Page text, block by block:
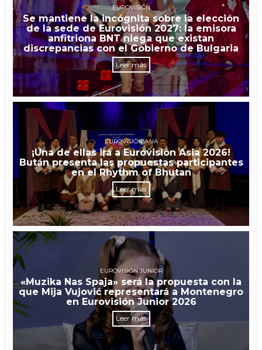
EUROVISIÓN
Se mantiene la incógnita sobre la elección
de la sede de Eurovisión 2027: la emisora
anfitriona BNT niega que existan
discrepancias con el Gobierno de Bulgaria
Leer más
EUROVISIÓN ASIA
¡Una de ellas irá a Eurovisión Asia 2026!
Bután presenta las propuestas participantes
en el Rhythm of Bhutan
Leer más
EUROVISIÓN JUNIOR
«Muzika Nas Spaja» será la propuesta con la
que Mija Vujović representará a Montenegro
en Eurovisión Junior 2026
Leer más